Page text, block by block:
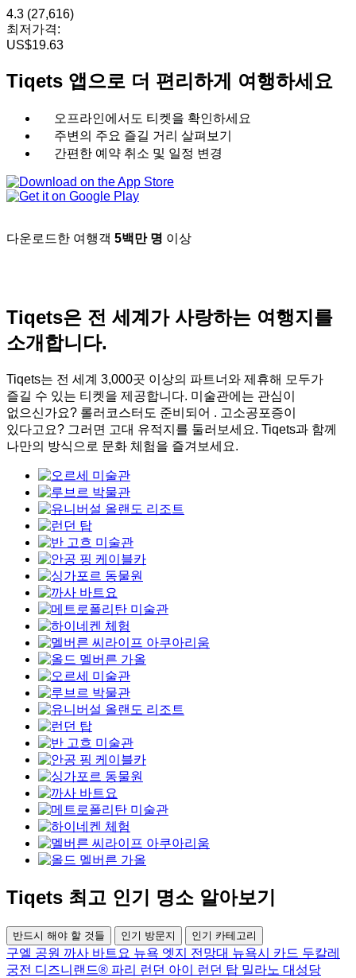
4.3 (27,616)
최저가격:
US$19.63
Tiqets 앱으로 더 편리하게 여행하세요
오프라인에서도 티켓을 확인하세요
주변의 주요 즐길 거리 살펴보기
간편한 예약 취소 및 일정 변경
다운로드한 여행객 5백만 명 이상
Tiqets은 전 세계가 사랑하는 여행지를
소개합니다.
Tiqets는 전 세계 3,000곳 이상의 파트너와 제휴해 모두가
즐길 수 있는 티켓을 제공합니다. 미술관에는 관심이
없으신가요? 롤러코스터도 준비되어 . 고소공포증이
있다고요? 그러면 고대 유적지를 둘러보세요. Tiqets과 함께
나만의 방식으로 문화 체험을 즐겨보세요.
Tiqets 최고 인기 명소 알아보기
반드시 해야 할 것들 인기 방문지 인기 카테고리
구엘 공원 까사 바트요 뉴욕 엣지 전망대 뉴욕시 카드 두칼레
궁전 디즈니랜드® 파리 런던 아이 런던 탑 밀라노 대성당